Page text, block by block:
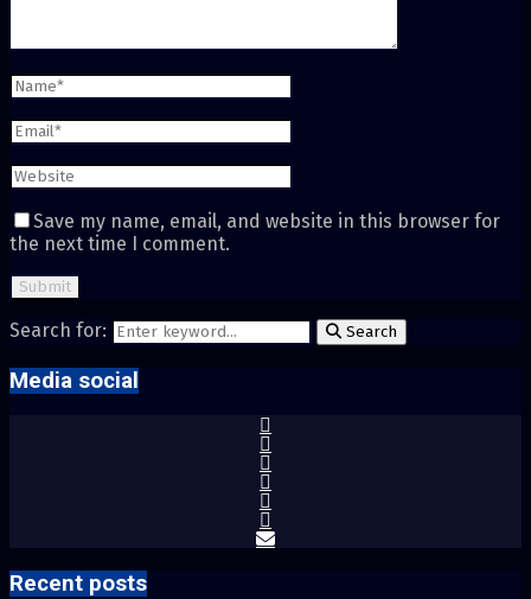
Save my name, email, and website in this browser for
the next time I comment.
Search for: Search
Media social
Recent posts